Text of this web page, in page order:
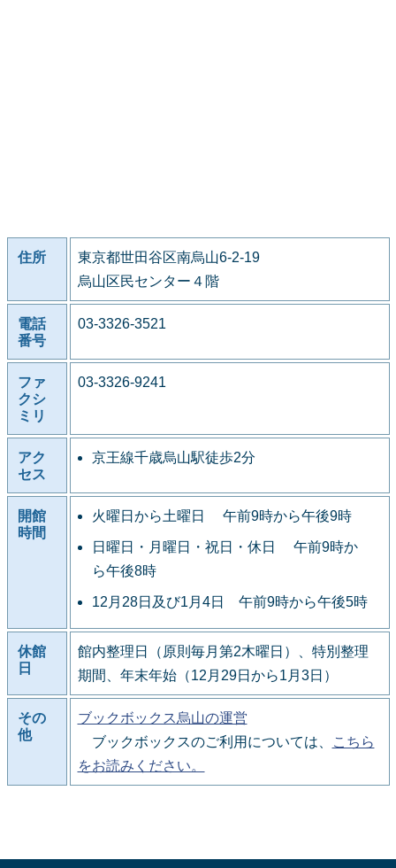
住所
東京都世田谷区南烏山6-2-19
烏山区民センター４階
電話
番号
03-3326-3521
ファ
クシ
ミリ
03-3326-9241
アク
セス
京王線千歳烏山駅徒歩2分
開館
時間
火曜日から土曜日 午前9時から午後9時
日曜日・月曜日・祝日・休日 午前9時か
ら午後8時
12月28日及び1月4日 午前9時から午後5時
休館
日
館内整理日（原則毎月第2木曜日）、特別整理
期間、年末年始（12月29日から1月3日）
その
他
ブックボックス烏山の運営
ブックボックスのご利用については、
こちら
をお読みください。